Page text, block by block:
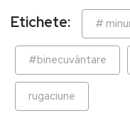
Etichete: #
#binecuvântare
rugaciune